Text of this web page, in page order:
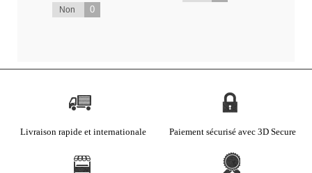
Non 0
Livraison rapide et internationale Paiement sécurisé avec 3D Secure